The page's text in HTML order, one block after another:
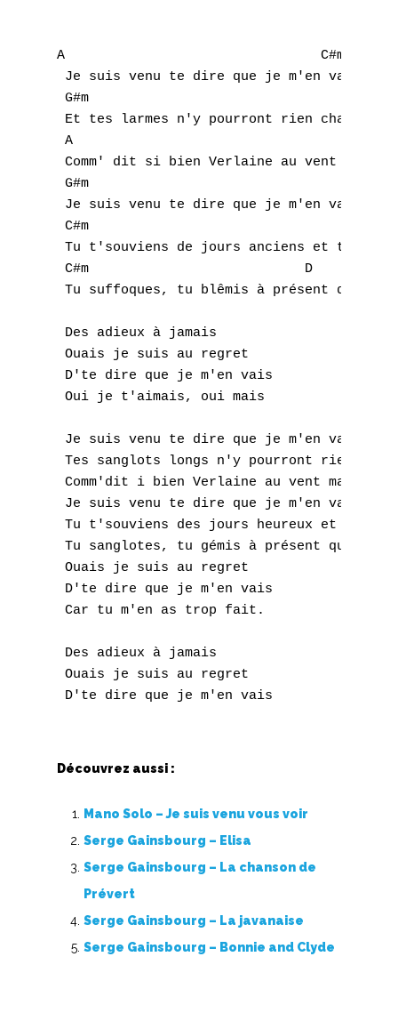
A                                C#m
Je suis venu te dire que je m'en vais
G#m                                 D
Et tes larmes n'y pourront rien changer
A
Comm' dit si bien Verlaine au vent
G#m                                D   E
Je suis venu te dire que je m'en vais
C#m
Tu t'souviens de jours anciens et tu
C#m                           D
Tu suffoques, tu blêmis à présent qu'a
Des adieux à jamais
Ouais je suis au regret
D'te dire que je m'en vais
Oui je t'aimais, oui mais
Je suis venu te dire que je m'en vais
Tes sanglots longs n'y pourront rien
Comm'dit i bien Verlaine au vent mauvais
Je suis venu te dire que je m'en vais
Tu t'souviens des jours heureux et tu
Tu sanglotes, tu gémis à présent qu'a
Ouais je suis au regret
D'te dire que je m'en vais
Car tu m'en as trop fait.
Des adieux à jamais
Ouais je suis au regret
Découvrez aussi :
Mano Solo – Je suis venu vous voir
Serge Gainsbourg – Elisa
Serge Gainsbourg – La chanson de
Prévert
Serge Gainsbourg – La javanaise
Serge Gainsbourg – Bonnie and Clyde
J
K
M
O
P
Q
R
S
U
X
Y
Nouvelles tabs